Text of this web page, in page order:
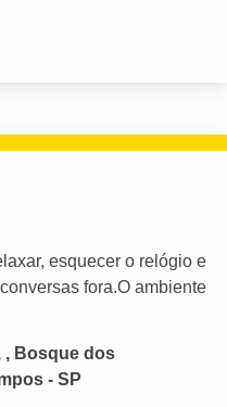
esquecer o relógio e
fora.O ambiente
, Bosque dos
- SP